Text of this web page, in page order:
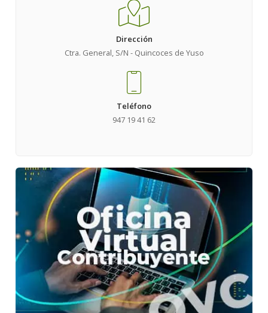
Dirección
Ctra. General, S/N - Quincoces de Yuso
Teléfono
947 19 41 62